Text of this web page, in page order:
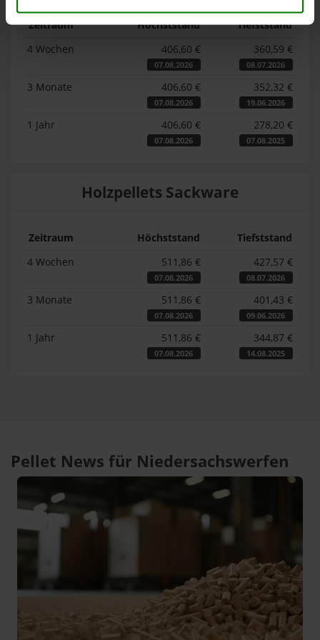
Zeitraum Höchststand
Tiefststand
4 Wochen
406,60 €
07.08.2026
360,59 €
08.07.2026
3 Monate 406,60 €
07.08.2026
352,32 €
19.06.2026
1 Jahr 406,60 €
07.08.2026
278,20 €
07.08.2025
Holzpellets Sackware
Zeitraum Höchststand
Tiefststand
4 Wochen
511,86 €
07.08.2026
427,57 €
08.07.2026
3 Monate 511,86 €
07.08.2026
401,43 €
09.06.2026
1 Jahr 511,86 €
07.08.2026
344,87 €
14.08.2025
Pellet News für Niedersachswerfen